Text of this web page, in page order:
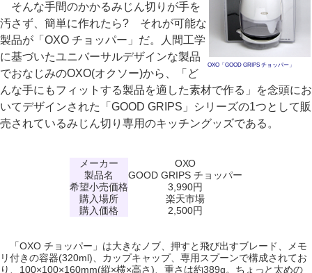
OXO「GOOD GRIPS チョッパー」
そんな手間のかかるみじん切りが手を
汚さず、簡単に作れたら? それが可能な
製品が「OXO チョッパー」だ。人間工学
に基づいたユニバーサルデザインな製品
でおなじみのOXO(オクソー)から、「ど
んな手にもフィットする製品を適した素材で作る」を念頭にお
いてデザインされた「GOOD GRIPS」シリーズの1つとして販
売されているみじん切り専用のキッチングッズである。
メーカー
OXO
製品名
GOOD GRIPS チョッパー
希望小売価格
3,990円
購入場所
楽天市場
購入価格
2,500円
「OXO チョッパー」は大きなノブ、押すと飛び出すブレード、メモ
リ付きの容器(320ml)、カップキャップ、専用スプーンで構成されてお
り、100×100×160mm(縦×横×高さ)、重さは約389g。ちょっと太めの